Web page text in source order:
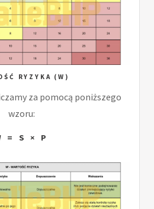
RYZYKA (W)
za pomocą poniższego
wzoru:
= S × P